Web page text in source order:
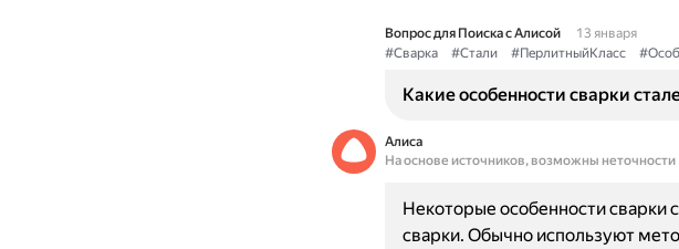
Вопрос для Поиска с Алисой
13 января
#Сварка
#Стали #ПерлитныйКласс
Какие особенности сварки
Алиса
На основе источников, возможны неточности
Некоторые особенности сварки
сварки. Обычно используют